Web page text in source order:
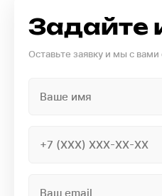
Задайте
Оставьте заявку и мы с